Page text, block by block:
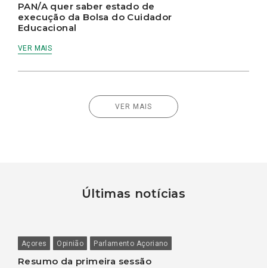
PAN/A quer saber estado de
execução da Bolsa do Cuidador
Educacional
VER MAIS
VER MAIS
Últimas notícias
Açores Opinião Parlamento Açoriano
Resumo da primeira sessão